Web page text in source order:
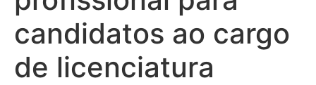
candidatos ao cargo
de licenciatura